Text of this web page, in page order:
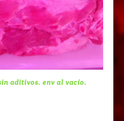
aditivos. env al vacío.